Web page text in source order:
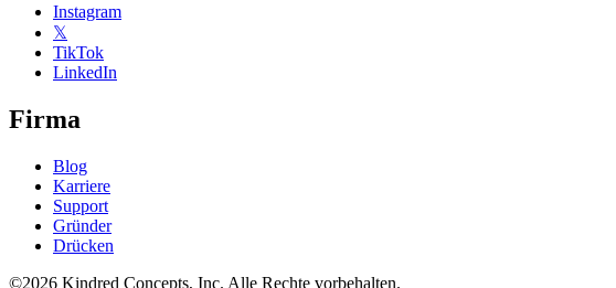
Instagram
𝕏
TikTok
LinkedIn
Firma
Blog
Karriere
Support
Gründer
Drücken
©2026 Kindred Concepts, Inc. Alle Rechte vorbehalten.